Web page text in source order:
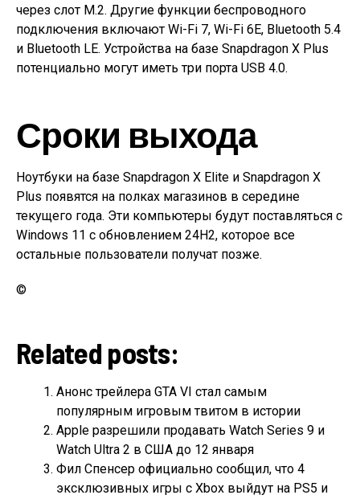
через слот M.2. Другие функции беспроводного
подключения включают Wi-Fi 7, Wi-Fi 6E, Bluetooth 5.4
и Bluetooth LE. Устройства на базе Snapdragon X Plus
потенциально могут иметь три порта USB 4.0.
Сроки выхода
Ноутбуки на базе Snapdragon X Elite и Snapdragon X
Plus появятся на полках магазинов в середине
текущего года. Эти компьютеры будут поставляться с
Windows 11 с обновлением 24H2, которое все
остальные пользователи получат позже.
©
Related posts:
Анонс трейлера GTA VI стал самым
популярным игровым твитом в истории
Apple разрешили продавать Watch Series 9 и
Watch Ultra 2 в США до 12 января
Фил Спенсер официально сообщил, что 4
эксклюзивных игры с Xbox выйдут на PS5 и